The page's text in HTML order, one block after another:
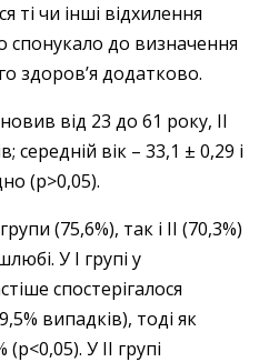
ті чи інші відхилення
спонукало до визначення
здоров’я додатково.
від 23 до 61 року, ІІ
середній вік – ​33,1 ± 0,29 і
(р>0,05).
(75,6%), так і ІІ (70,3%)
У І групі у
спостерігалося
випадків), тоді як
У ІІ групі